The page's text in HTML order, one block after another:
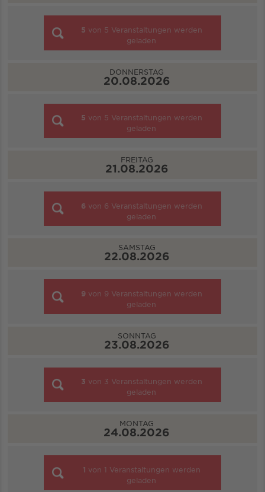
5 von 5 Veranstaltungen werden
geladen
DONNERSTAG
20.08.2026
5 von 5 Veranstaltungen werden
geladen
FREITAG
21.08.2026
6 von 6 Veranstaltungen werden
geladen
SAMSTAG
22.08.2026
9 von 9 Veranstaltungen werden
geladen
SONNTAG
23.08.2026
3 von 3 Veranstaltungen werden
geladen
MONTAG
24.08.2026
1 von 1 Veranstaltungen werden
geladen